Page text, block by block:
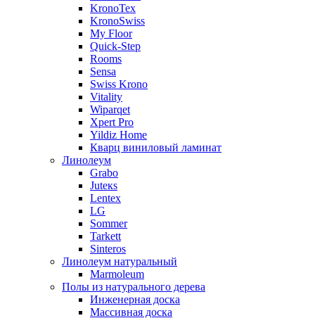
KronoTex
KronoSwiss
My Floor
Quick-Step
Rooms
Sensa
Swiss Krono
Vitality
Wiparqet
Xpert Pro
Yildiz Home
Кварц виниловый ламинат
Линолеум
Grabo
Juteкs
Lentex
LG
Sommer
Tarkett
Sinteros
Линолеум натуральный
Marmoleum
Полы из натурального дерева
Инженерная доска
Массивная доска